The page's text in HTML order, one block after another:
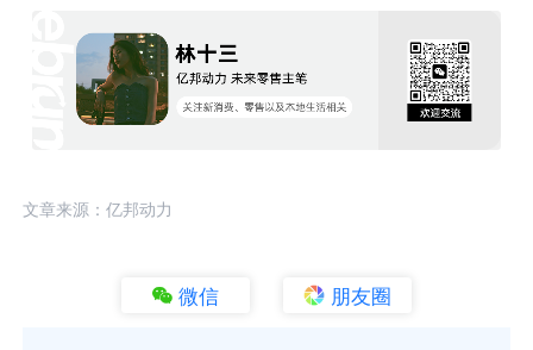
文章来源：亿邦动力
微信 朋友圈